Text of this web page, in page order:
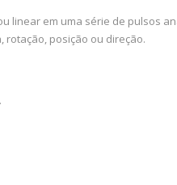
em uma série de pulsos
posição ou direção.